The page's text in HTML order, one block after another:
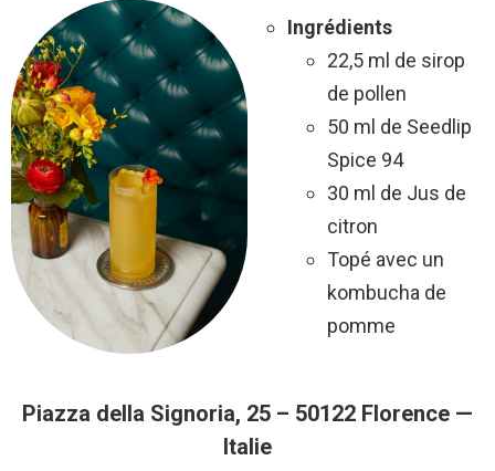
Ingrédients
22,5 ml de sirop
de pollen
50 ml de Seedlip
Spice 94
30 ml de Jus de
citron
Topé avec un
kombucha de
pomme
Piazza della Signoria, 25 – 50122 Florence —
Italie